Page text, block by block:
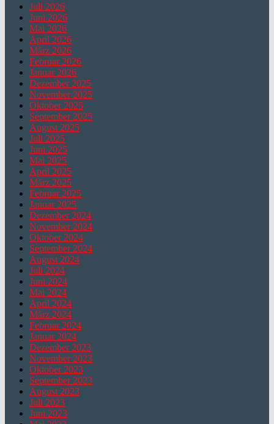
Juli 2026
Juni 2026
Mai 2026
April 2026
März 2026
Februar 2026
Januar 2026
Dezember 2025
November 2025
Oktober 2025
September 2025
August 2025
Juli 2025
Juni 2025
Mai 2025
April 2025
März 2025
Februar 2025
Januar 2025
Dezember 2024
November 2024
Oktober 2024
September 2024
August 2024
Juli 2024
Juni 2024
Mai 2024
April 2024
März 2024
Februar 2024
Januar 2024
Dezember 2023
November 2023
Oktober 2023
September 2023
August 2023
Juli 2023
Juni 2023